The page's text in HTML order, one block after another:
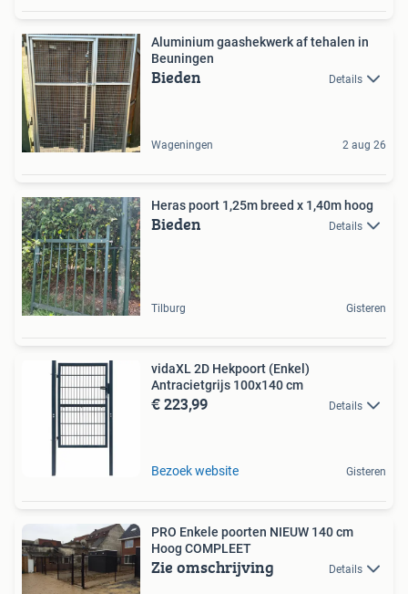
Aluminium gaashekwerk af tehalen in
Beuningen
Bieden Details
Wageningen 2 aug 26
Heras poort 1,25m breed x 1,40m hoog
Bieden Details
Tilburg Gisteren
vidaXL 2D Hekpoort (Enkel)
Antracietgrijs 100x140 cm
€ 223,99 Details
Bezoek website Gisteren
PRO Enkele poorten NIEUW 140 cm
Hoog COMPLEET
Zie omschrijving Details